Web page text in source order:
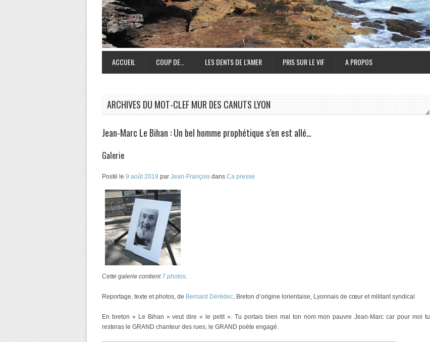
ACCUEIL COUP DE… LES DENTS DE L’AMER PRIS SUR LE VIF A PROPOS
ARCHIVES DU MOT-CLEFMUR DES CANUTS LYON
Jean-Marc Le Bihan : Un bel homme prophétique s’en est allé…
Galerie
Posté le 9 août 2019 par Jean-François dans Ca presse
Cette galerie contient 7 photos.
Reportage, texte et photos, de Bernard Dérédec, Breton d’origine lorientaise, Lyonnais de cœur et militant syndical
En breton « Le Bihan » veut dire « le petit ». Tu portais bien mal ton nom mon pauvre Jean-Marc car pour moi tu
resteras le GRAND chanteur des rues, le GRAND poète engagé.